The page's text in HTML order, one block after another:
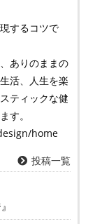
するコツで
ありのままの
活、人生を楽
ティックな健
す。
home
投稿一覧